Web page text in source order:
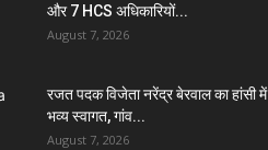
और 7 HCS अधिकारियों...
August 7, 2026
रजत पदक विजेता नरेंद्र बेरवाल का हांसी में
भव्य स्वागत, गांव...
August 7, 2026